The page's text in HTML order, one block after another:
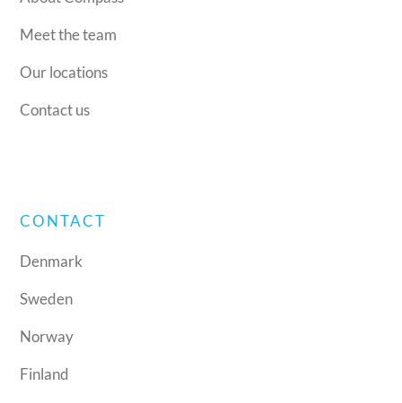
Meet the team
Our locations
Contact us
CONTACT
Denmark
Sweden
Norway
Finland